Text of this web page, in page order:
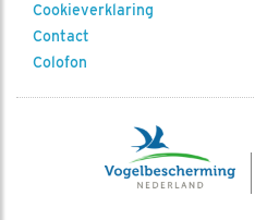
Cookieverklaring
Contact
Colofon